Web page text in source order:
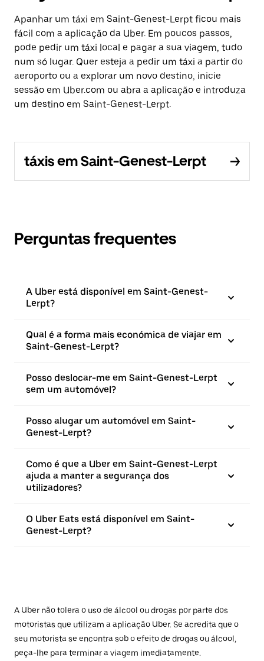
Apanhar um táxi em Saint-Genest-Lerpt ficou mais
fácil com a aplicação da Uber. Em poucos passos,
pode pedir um táxi local e pagar a sua viagem, tudo
num só lugar. Quer esteja a pedir um táxi a partir do
aeroporto ou a explorar um novo destino, inicie
sessão em Uber.com ou abra a aplicação e introduza
um destino em Saint-Genest-Lerpt.
táxis em Saint-Genest-Lerpt
Perguntas frequentes
A Uber está disponível em Saint-Genest-
Lerpt?
Qual é a forma mais económica de viajar em
Saint-Genest-Lerpt?
Posso deslocar-me em Saint-Genest-Lerpt
sem um automóvel?
Posso alugar um automóvel em Saint-
Genest-Lerpt?
Como é que a Uber em Saint-Genest-Lerpt
ajuda a manter a segurança dos
utilizadores?
O Uber Eats está disponível em Saint-
Genest-Lerpt?
A Uber não tolera o uso de álcool ou drogas por parte dos
motoristas que utilizam a aplicação Uber. Se acredita que o
seu motorista se encontra sob o efeito de drogas ou álcool,
peça-lhe para terminar a viagem imediatamente.